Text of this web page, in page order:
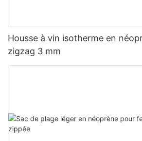
Housse à vin isotherme en
zigzag 3 mm